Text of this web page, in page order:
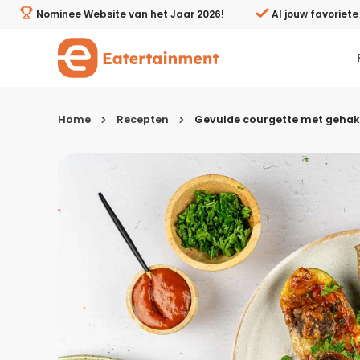
Gevulde courgette met gehaktballetjes - Eatertainment
Nominee Website van het Jaar 2026! Al jouw
Kies je menugang
Lunch & brunch
Tussendoortjes
Voor- & tussengerechten
Home Recepten Gevulde courgette met